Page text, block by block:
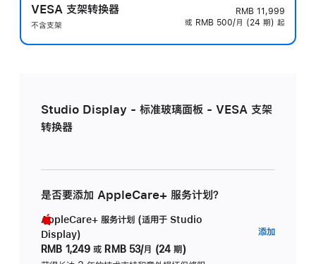
VESA 支架转换器
不含支架
RMB 11,999
或 RMB 500/月 (24 期) 起
Studio Display - 标准玻璃面板 - VESA 支架
转换器
是否要添加 AppleCare+ 服务计划？
AppleCare+ 服务计划 (适用于 Studio
Display)
RMB 1,249 或 RMB 53/月 (24 期)
添加